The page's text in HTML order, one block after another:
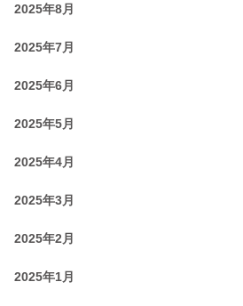
2025年8月
2025年7月
2025年6月
2025年5月
2025年4月
2025年3月
2025年2月
2025年1月